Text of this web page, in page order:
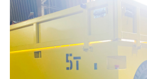
Я согласен на передачу и обработку
своих персональных данных согласно